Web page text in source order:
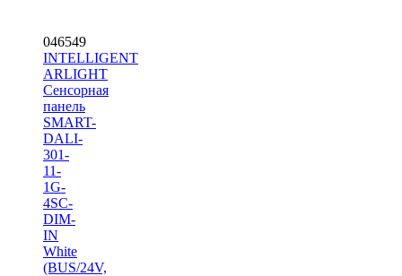
046549
INTELLIGENT
ARLIGHT
Сенсорная
панель
SMART-
DALI-
301-
11-
1G-
4SC-
DIM-
IN
White
(BUS/24V,